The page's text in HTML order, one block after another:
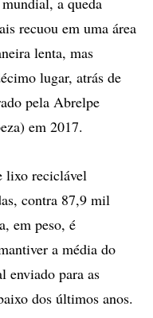
recuou em uma área
lenta, mas
lugar, atrás de
pela Abrelpe
em 2017.
lixo reciclável
contra 87,9 mil
em peso, é
a média do
enviado para as
dos últimos anos.